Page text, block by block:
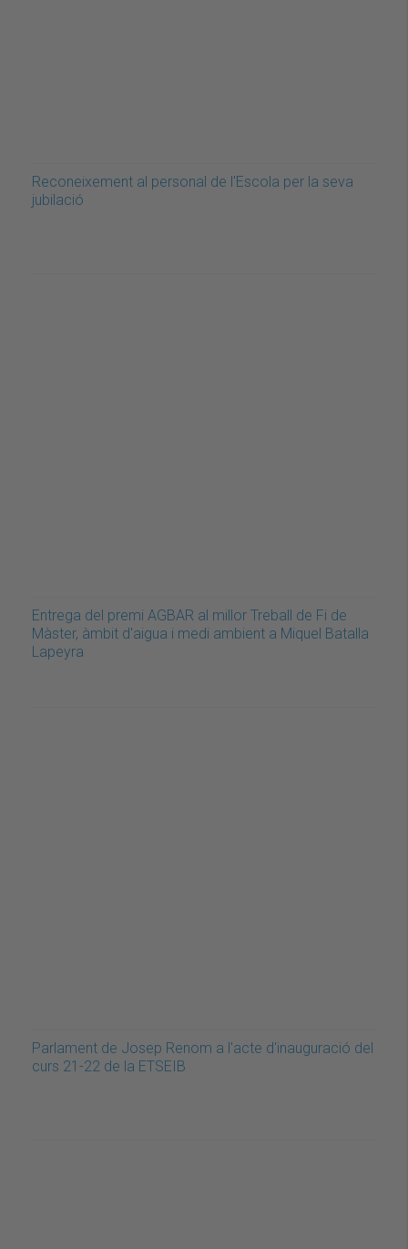
Reconeixement al personal de l'Escola per la seva
jubilació
Entrega del premi AGBAR al millor Treball de Fi de
Màster, àmbit d'aigua i medi ambient a Miquel Batalla
Lapeyra
Parlament de Josep Renom a l'acte d'inauguració del
curs 21-22 de la ETSEIB